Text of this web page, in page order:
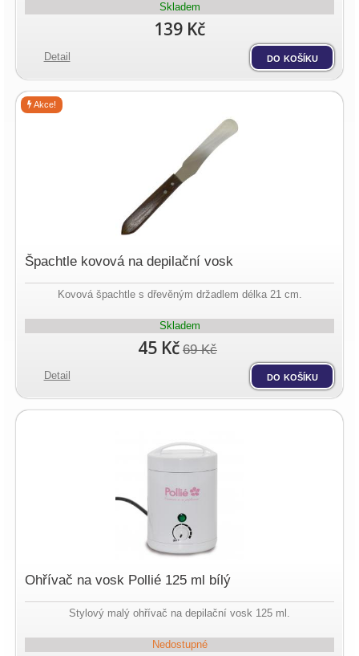
Skladem
139 Kč
Detail do košíku
Špachtle kovová na depilační vosk
Kovová špachtle s dřevěným držadlem délka 21 cm.
Skladem
45 Kč 69 Kč
Akce!
Detail do košíku
Ohřívač na vosk Pollié 125 ml bílý
Stylový malý ohřívač na depilační vosk 125 ml.
Nedostupné